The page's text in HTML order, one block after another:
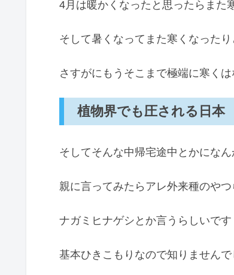
4月は暖かくなったと思ったらまた
そして暑くなってまた寒くなった
さすがにもうそこまで極端に寒く
植物界でも圧される日本
そしてそんな中帰宅途中とかにな
親に言ってみたらアレ外来種のや
ナガミヒナゲシとか言うらしいです
基本ひきこもりなので知りません